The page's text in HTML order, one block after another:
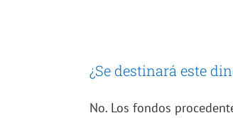
¿Se destinará este
No. Los fondos